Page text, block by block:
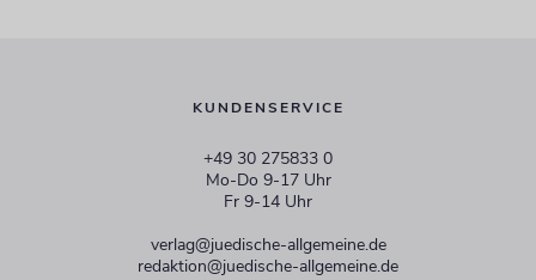
KUNDENSERVICE
+49 30 275833 0
Mo-Do 9-17 Uhr
Fr 9-14 Uhr
verlag@juedische-allgemeine.de
redaktion@juedische-allgemeine.de